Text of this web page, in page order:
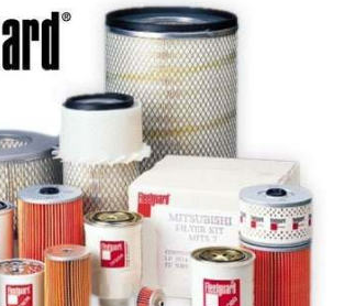
DETALHES